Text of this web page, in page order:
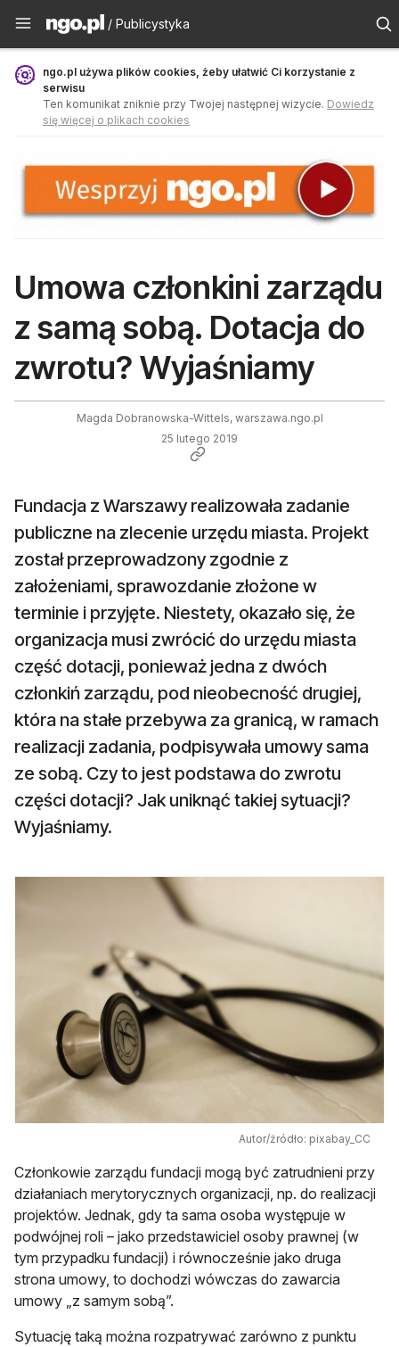
Publicystyka - ngo.pl
/ Publicystyka
ngo.pl używa plików cookies, żeby ułatwić Ci korzystanie z
serwisu
Ten komunikat zniknie przy Twojej następnej wizycie. Dowiedz
się więcej o plikach cookies
Umowa członkini zarządu
z samą sobą. Dotacja do
zwrotu? Wyjaśniamy
Magda Dobranowska-Wittels, warszawa.ngo.pl
25 lutego 2019
Fundacja z Warszawy realizowała zadanie
publiczne na zlecenie urzędu miasta. Projekt
został przeprowadzony zgodnie z
założeniami, sprawozdanie złożone w
terminie i przyjęte. Niestety, okazało się, że
organizacja musi zwrócić do urzędu miasta
część dotacji, ponieważ jedna z dwóch
członkiń zarządu, pod nieobecność drugiej,
która na stałe przebywa za granicą, w ramach
realizacji zadania, podpisywała umowy sama
ze sobą. Czy to jest podstawa do zwrotu
części dotacji? Jak uniknąć takiej sytuacji?
Wyjaśniamy.
Autor/źródło: pixabay_CC
Członkowie zarządu fundacji mogą być zatrudnieni przy
działaniach merytorycznych organizacji, np. do realizacji
projektów. Jednak, gdy ta sama osoba występuje w
podwójnej roli – jako przedstawiciel osoby prawnej (w
tym przypadku fundacji) i równocześnie jako druga
strona umowy, to dochodzi wówczas do zawarcia
umowy „z samym sobą”.
Sytuację taką można rozpatrywać zarówno z punktu